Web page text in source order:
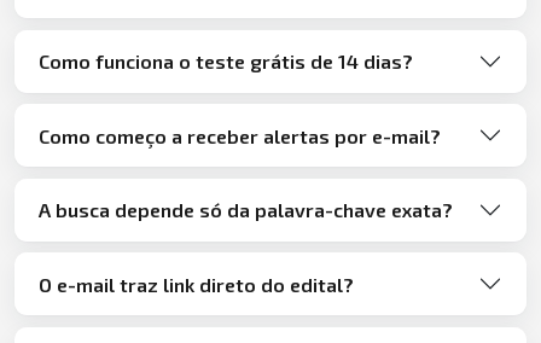
Como funciona o teste grátis de 14 dias?
Como começo a receber alertas por e-mail?
A busca depende só da palavra-chave exata?
O e-mail traz link direto do edital?